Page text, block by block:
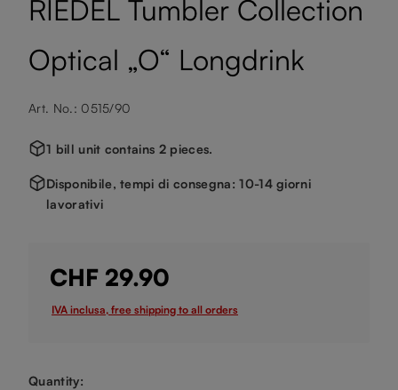
RIEDEL Tumbler Collection
Optical „O“ Longdrink
Art. No.: 0515/90
1 bill unit contains 2 pieces.
Disponibile, tempi di consegna: 10-14 giorni
lavorativi
CHF 29.90
IVA inclusa, free shipping to all orders
Quantity: